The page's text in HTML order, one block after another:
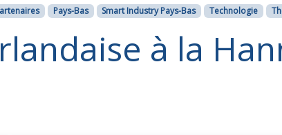
Pays-Bas Smart Industry Pays-Bas Technologie
à la